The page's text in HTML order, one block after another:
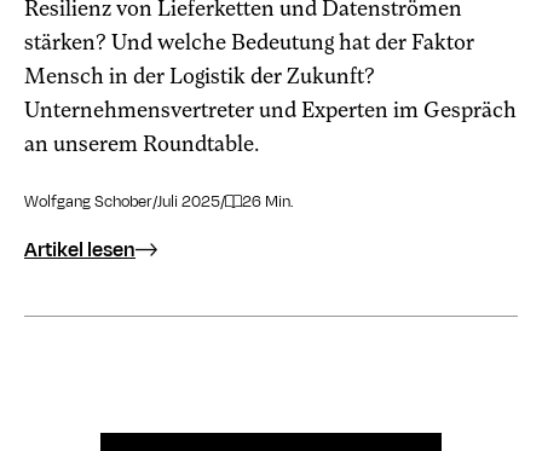
Resilienz von Lieferketten und Datenströmen
stärken? Und welche Bedeutung hat der Faktor
Mensch in der Logistik der Zukunft?
Unternehmensvertreter und Experten im Gespräch
an unserem Roundtable.
Wolfgang Schober/Juli 2025/ 26 Min.
Artikel lesen